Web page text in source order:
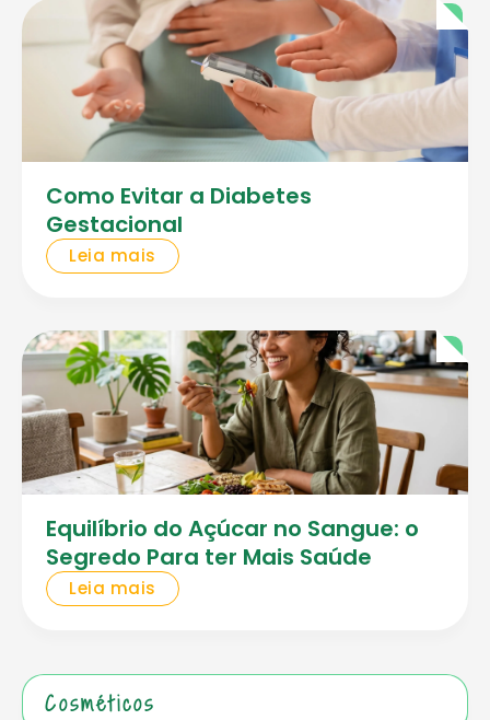
Como Evitar a Diabetes
Gestacional
Leia mais
Equilíbrio do Açúcar no Sangue: o
Segredo Para ter Mais Saúde
Leia mais
Cosméticos